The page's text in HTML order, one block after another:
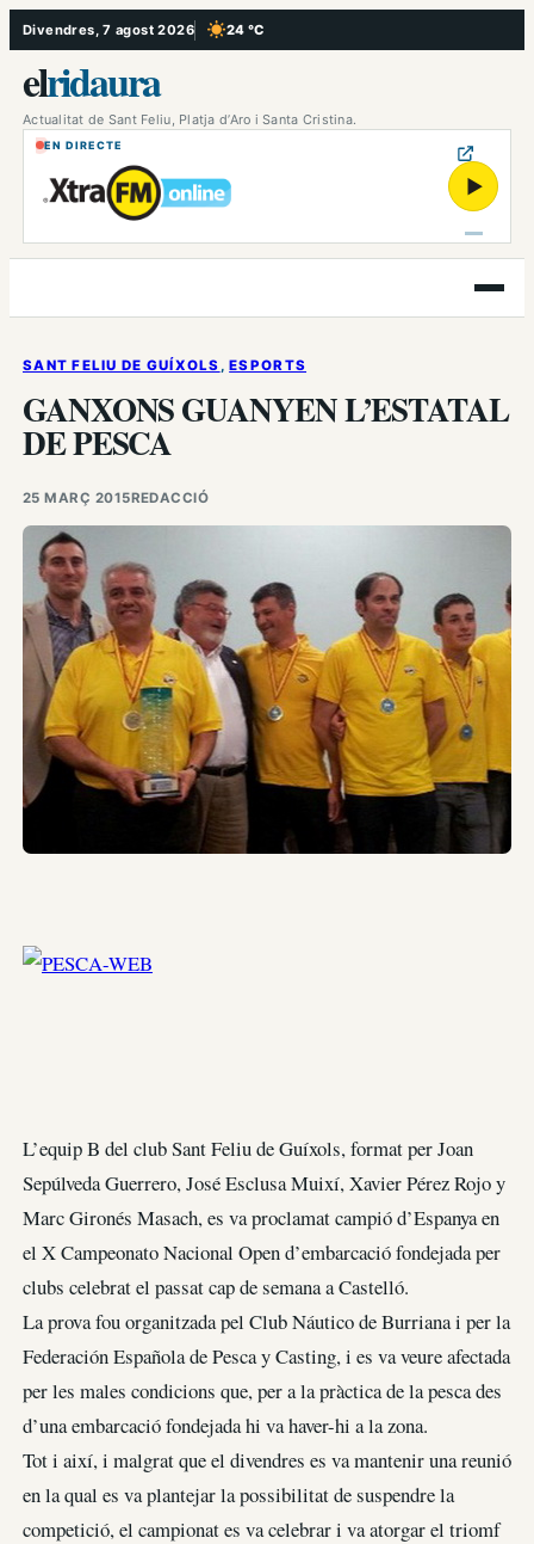
Vés
al
contingut
Divendres, 7 agost 2026 24 °C
, Cel serè
elridaura
Actualitat de Sant Feliu, Platja d’Aro i Santa Cristina.
EN DIRECTE
▶
Obre
el
SANT FELIU DE GUÍXOLS , ESPORTS
GANXONS GUANYEN L’ESTATAL
DE PESCA
25 MARÇ 2015REDACCIÓ
L’equip B del club Sant Feliu de Guíxols, format per Joan
Sepúlveda Guerrero, José Esclusa Muixí, Xavier Pérez Rojo y
Marc Gironés Masach, es va proclamat campió d’Espanya en
el X Campeonato Nacional Open d’embarcació fondejada per
clubs celebrat el passat cap de semana a Castelló.
La prova fou organitzada pel Club Náutico de Burriana i per la
Federación Española de Pesca y Casting, i es va veure afectada
per les males condicions que, per a la pràctica de la pesca des
d’una embarcació fondejada hi va haver-hi a la zona.
Tot i així, i malgrat que el divendres es va mantenir una reunió
en la qual es va plantejar la possibilitat de suspendre la
competició, el campionat es va celebrar i va atorgar el triomf